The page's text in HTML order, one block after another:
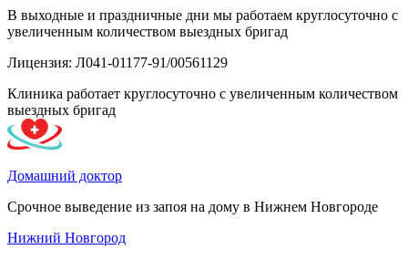
В выходные и праздничные дни мы работаем круглосуточно с
увеличенным количеством выездных бригад
Лицензия: Л041-01177-91/00561129
Клиника работает круглосуточно с увеличенным количеством
выездных бригад
Домашний доктор
Срочное выведение из запоя на дому в Нижнем Новгороде
Нижний Новгород